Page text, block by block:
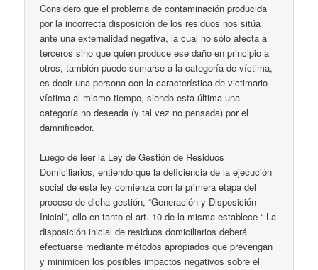
Considero que el problema de contaminación producida
por la incorrecta disposición de los residuos nos sitúa
ante una externalidad negativa, la cual no sólo afecta a
terceros sino que quien produce ese daño en principio a
otros, también puede sumarse a la categoría de víctima,
es decir una persona con la característica de victimario-
víctima al mismo tiempo, siendo esta última una
categoría no deseada (y tal vez no pensada) por el
damnificador.
Luego de leer la Ley de Gestión de Residuos
Domiciliarios, entiendo que la deficiencia de la ejecución
social de esta ley comienza con la primera etapa del
proceso de dicha gestión, “Generación y Disposición
Inicial”, ello en tanto el art. 10 de la misma establece “ La
disposición inicial de residuos domiciliarios deberá
efectuarse mediante métodos apropiados que prevengan
y minimicen los posibles impactos negativos sobre el